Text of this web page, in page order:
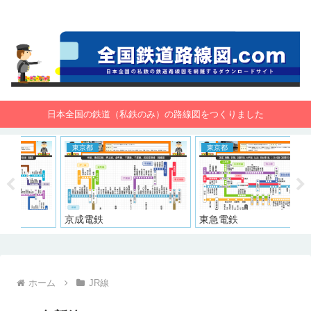
日本全国の鉄道（私鉄のみ）の路線図をつくりました
東京都
京成電鉄
東京都
東急電鉄
ホーム JR線